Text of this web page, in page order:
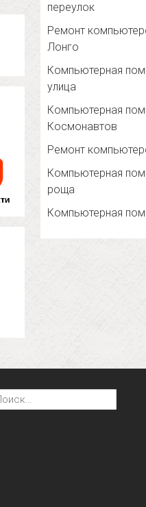
переулок
Ремонт
Лонго
Компьютерная
улица
Компьютерная
Космонавтов
Ремонт
Компьютерная
роща
Компьютерная